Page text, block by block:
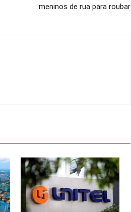
meninos de rua para roubar